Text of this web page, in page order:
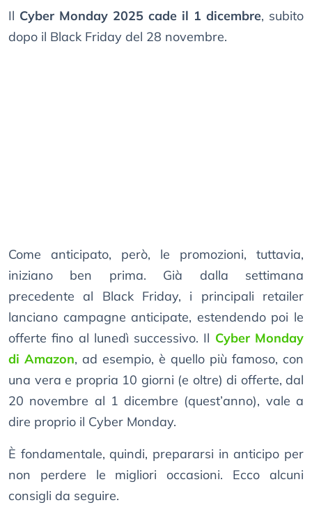
Il Cyber Monday 2025 cade il 1 dicembre, subito
dopo il Black Friday del 28 novembre.
Come anticipato, però, le promozioni, tuttavia,
iniziano ben prima. Già dalla settimana
precedente al Black Friday, i principali retailer
lanciano campagne anticipate, estendendo poi le
offerte fino al lunedì successivo. Il Cyber Monday
di Amazon, ad esempio, è quello più famoso, con
una vera e propria 10 giorni (e oltre) di offerte, dal
20 novembre al 1 dicembre (quest’anno), vale a
dire proprio il Cyber Monday.
È fondamentale, quindi, prepararsi in anticipo per
non perdere le migliori occasioni. Ecco alcuni
consigli da seguire.